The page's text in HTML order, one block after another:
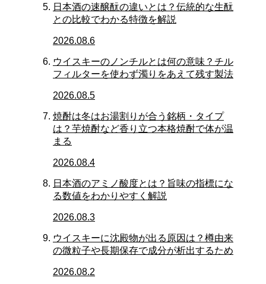
日本酒の速醸酛の違いとは？伝統的な生酛
との比較でわかる特徴を解説
2026.08.6
ウイスキーのノンチルとは何の意味？チル
フィルターを使わず濁りをあえて残す製法
2026.08.5
焼酎は冬はお湯割りが合う銘柄・タイプ
は？芋焼酎など香り立つ本格焼酎で体が温
まる
2026.08.4
日本酒のアミノ酸度とは？旨味の指標にな
る数値をわかりやすく解説
2026.08.3
ウイスキーに沈殿物が出る原因は？樽由来
の微粒子や長期保存で成分が析出するため
2026.08.2